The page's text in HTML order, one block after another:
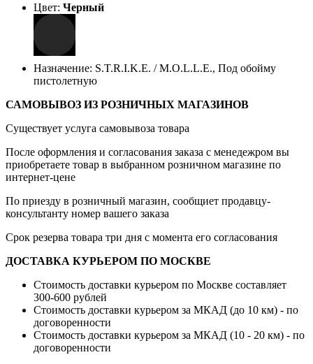
Цвет: Черный
Назначение: S.T.R.I.K.E. / M.O.L.L.E., Под обойму
пистолетную
САМОВЫВОЗ ИЗ РОЗНИЧНЫХ МАГАЗИНОВ
Существует услуга самовывоза товара
После оформления и согласования заказа с менедежром вы
приобретаете товар в выбранном розничном магазине по
интернет-цене
По приезду в розничный магазин, сообщиет продавцу-
консультанту номер вашего заказа
Срок резерва товара три дня с момента его согласования
ДОСТАВКА КУРЬЕРОМ ПО МОСКВЕ
Стоимость доставки курьером по Москве составляет
300-600 рублей
Стоимость доставки курьером за МКАД (до 10 км) - по
договоренности
Стоимость доставки курьером за МКАД (10 - 20 км) - по
договоренности